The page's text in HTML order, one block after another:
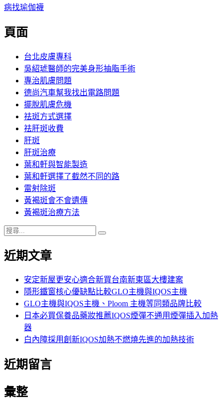
導
覽
病找瑜伽襪
頁面
台北皮膚專科
吳紹琥醫師的完美身形抽脂手術
專治肌膚問題
德尚汽車幫我找出電路問題
擺脫肌膚危機
祛斑方式選擇
祛肝斑收費
肝斑
肝斑治療
葉和軒與智能製造
葉和軒選擇了截然不同的路
雷射除斑
黃褐斑會不會遺傳
黃褐斑治療方法
搜
關
近期文章
安定新屋更安心適合新買台南新東區大樓建案
隱形鐵窗核心優缺點比較GLO主機與IQOS主機
GLO主機與IQOS主機、Ploom 主機等同類品牌比較
日本必買保養品藥妝推薦IQOS煙彈不通用煙彈插入加熱
器
白內障採用創新IQOS加熱不燃燒先進的加熱技術
近期留言
彙整